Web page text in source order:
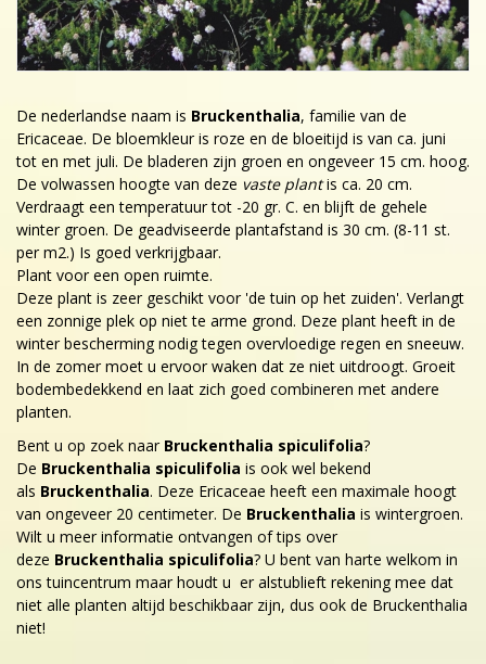
De nederlandse naam is Bruckenthalia, familie van de
Ericaceae. De bloemkleur is roze en de bloeitijd is van ca. juni
tot en met juli. De bladeren zijn groen en ongeveer 15 cm. hoog.
De volwassen hoogte van deze vaste plantis ca. 20 cm.
Verdraagt een temperatuur tot -20 gr. C. en blijft de gehele
winter groen. De geadviseerde plantafstand is 30 cm. (8-11 st.
per m2.) Is goed verkrijgbaar.
Plant voor een open ruimte.
Deze plant is zeer geschikt voor 'de tuin op het zuiden'. Verlangt
een zonnige plek op niet te arme grond. Deze plant heeft in de
winter bescherming nodig tegen overvloedige regen en sneeuw.
In de zomer moet u ervoor waken dat ze niet uitdroogt. Groeit
bodembedekkend en laat zich goed combineren met andere
planten.
Bent u op zoek naar Bruckenthalia spiculifolia?
De Bruckenthalia spiculifolia is ook wel bekend
als Bruckenthalia. Deze Ericaceae heeft een maximale hoogt
van ongeveer 20 centimeter. De Bruckenthalia is wintergroen.
Wilt u meer informatie ontvangen of tips over
deze Bruckenthalia spiculifolia? U bent van harte welkom in
ons tuincentrum maar houdt u er alstublieft rekening mee dat
niet alle planten altijd beschikbaar zijn, dus ook de Bruckenthalia
niet!